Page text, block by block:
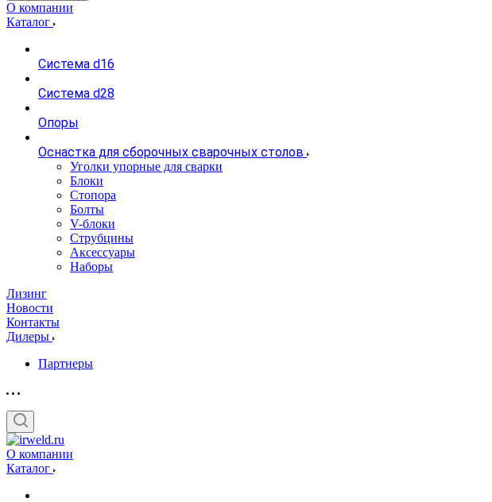
О компании
Каталог
Система d16
Система d28
Опоры
Оснастка для сборочных сварочных столов
Уголки упорные для сварки
Блоки
Стопора
Болты
V-блоки
Струбцины
Аксессуары
Наборы
Лизинг
Новости
Контакты
Дилеры
Партнеры
О компании
Каталог